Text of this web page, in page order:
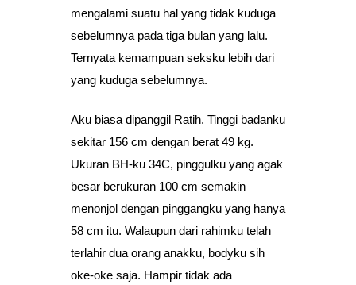
mengalami suatu hal yang tidak kuduga
sebelumnya pada tiga bulan yang lalu.
Ternyata kemampuan seksku lebih dari
yang kuduga sebelumnya.
Aku biasa dipanggil Ratih. Tinggi badanku
sekitar 156 cm dengan berat 49 kg.
Ukuran BH-ku 34C, pinggulku yang agak
besar berukuran 100 cm semakin
menonjol dengan pinggangku yang hanya
58 cm itu. Walaupun dari rahimku telah
terlahir dua orang anakku, bodyku sih
oke-oke saja. Hampir tidak ada